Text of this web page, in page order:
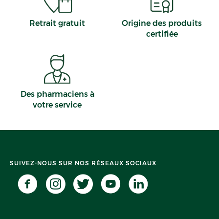
Calvados
Mons-en-Barœul
Maubeuge
Douarnenez
Retrait gratuit
Origine des produits
certifiée
Des pharmaciens à
votre service
SUIVEZ-NOUS SUR NOS RÉSEAUX SOCIAUX